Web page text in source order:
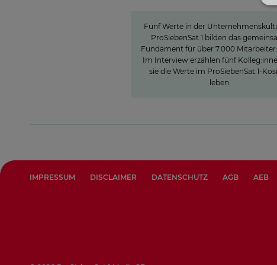
ProSiebensat.1
Fünf Werte in der
ProSiebenSat.1 bilden das
Fundament für über 7.000
Im Interview erzählen fünf
sie die Werte im ProSiebenSat.1-
leben.
IMPRESSUM DISCLAIMER DATENSCHUTZ AGB AEB